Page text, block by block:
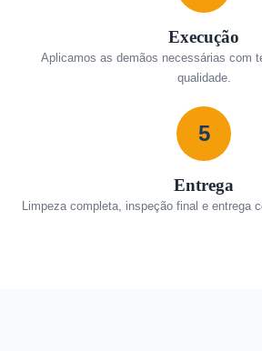
Execução
Aplicamos as demãos necessárias com
qualidade.
5
Entrega
Limpeza completa, inspeção final e entrega